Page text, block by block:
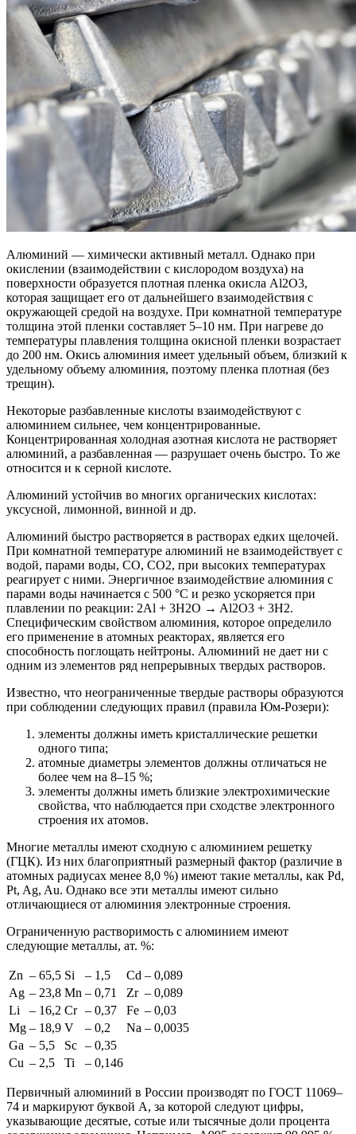
Алюминий — химически активный металл. Однако при
окислении (взаимодействии с кислородом воздуха) на
поверхности образуется плотная пленка окисла Аl2O3,
которая защищает его от дальнейшего взаимодействия с
окружающей средой на воздухе. При комнатной температуре
толщина этой пленки составляет 5–10 нм. При нагреве до
температуры плавления толщина окисной пленки возрастает
до 200 нм. Окись алюминия имеет удельный объем, близкий к
удельному объему алюминия, поэтому пленка плотная (без
трещин).
Некоторые разбавленные кислоты взаимодействуют с
алюминием сильнее, чем концентрированные.
Концентрированная холодная азотная кислота не растворяет
алюминий, а разбавленная — разрушает очень быстро. То же
относится и к серной кислоте.
Алюминий устойчив во многих органических кислотах:
уксусной, лимонной, винной и др.
Алюминий быстро растворяется в растворах едких щелочей.
При комнатной температуре алюминий не взаимодействует с
водой, парами воды, СО, СО2, при высоких температурах
реагирует с ними. Энергичное взаимодействие алюминия с
парами воды начинается с 500 °С и резко ускоряется при
плавлении по реакции: 2Аl + 3H2O → Al2O3 + 3H2.
Специфическим свойством алюминия, которое определило
его применение в атомных реакторах, является его
способность поглощать нейтроны. Алюминий не дает ни с
одним из элементов ряд непрерывных твердых растворов.
Известно, что неограниченные твердые растворы образуются
при соблюдении следующих правил (правила Юм-Розери):
элементы должны иметь кристаллические решетки
одного типа;
атомные диаметры элементов должны отличаться не
более чем на 8–15 %;
элементы должны иметь близкие электрохимические
свойства, что наблюдается при сходстве электронного
строения их атомов.
Многие металлы имеют сходную с алюминием решетку
(ГЦК). Из них благоприятный размерный фактор (различие в
атомных радиусах менее 8,0 %) имеют такие металлы, как Pd,
Pt, Ag, Au. Однако все эти металлы имеют сильно
отличающиеся от алюминия электронные строения.
Ограниченную растворимость с алюминием имеют
следующие металлы, ат. %:
Zn – 65,5 Si – 1,5 Cd – 0,089
Ag – 23,8 Mn – 0,71 Zr – 0,089
Li
– 16,2 Cr – 0,37 Fe – 0,03
Mg – 18,9 V – 0,2 Na – 0,0035
Ga – 5,5 Sc – 0,35
Cu – 2,5 Ti – 0,146
Первичный алюминий в России производят по ГОСТ 11069–
74 и маркируют буквой А, за которой следуют цифры,
указывающие десятые, сотые или тысячные доли процента